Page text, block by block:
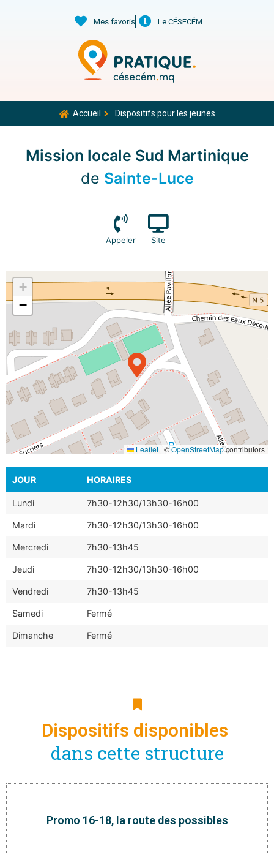
Mes favoris Le CÉSECÉM
Accueil Dispositifs pour les jeunes
Mission locale Sud Martinique
de Sainte-Luce
Appeler Site
+
−
Leaflet | ©OpenStreetMapcontributors
JOUR HORAIRES
Lundi 7h30-12h30/13h30-16h00
Mardi 7h30-12h30/13h30-16h00
Mercredi 7h30-13h45
Jeudi 7h30-12h30/13h30-16h00
Vendredi 7h30-13h45
Samedi Fermé
Dimanche Fermé
Dispositifs disponibles
dans cette structure
Promo 16-18, la route des possibles